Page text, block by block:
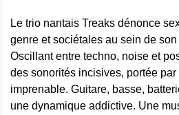
Le trio nantais Treaks dénonce
genre et sociétales au sein de
Oscillant entre techno, noise et
des sonorités incisives, portée
imprenable. Guitare, basse,
une dynamique addictive. Une